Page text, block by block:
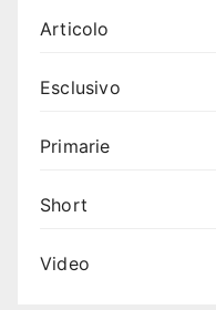
Articolo
Esclusivo
Primarie
Short
Video